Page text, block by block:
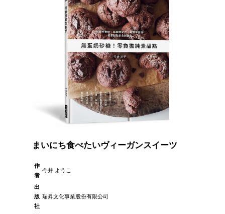
まいにち食べたいヴィーガンスイーツ
作
者
今井 ようこ
出
版
社
瑞昇文化事業股份有限公司